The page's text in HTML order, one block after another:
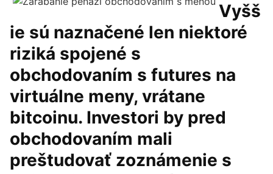
Vyšš
ie sú naznačené len niektoré
riziká spojené s
obchodovaním s futures na
virtuálne meny, vrátane
bitcoinu. Investori by pred
obchodovaním mali
preštudovať zoznámenie s